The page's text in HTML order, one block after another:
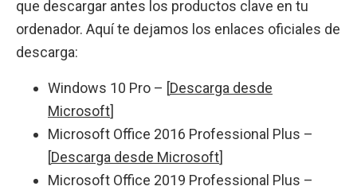
que descargar antes los productos clave en tu
ordenador. Aquí te dejamos los enlaces oficiales de
descarga:
Windows 10 Pro – [Descarga desde
Microsoft]
Microsoft Office 2016 Professional Plus –
[Descarga desde Microsoft]
Microsoft Office 2019 Professional Plus –